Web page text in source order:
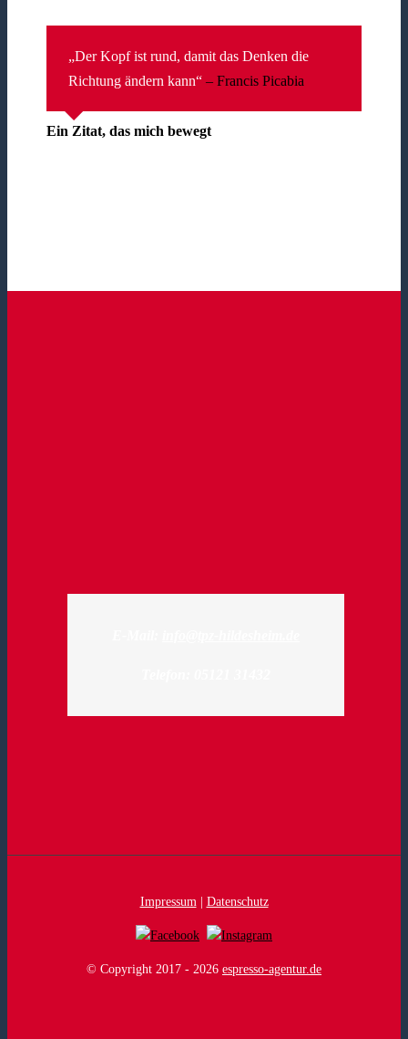
„Der Kopf ist rund, damit das Denken die
Richtung ändern kann“ – Francis Picabia
Ein Zitat, das mich bewegt
Impressum| Datenschutz
© Copyright 2017 - 2026 espresso-agentur.de